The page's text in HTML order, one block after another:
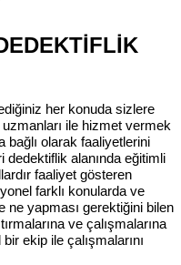
her konuda sizlere
ile hizmet vermek
bağlı olarak faaliyetlerini
dedektiflik alanında eğitimli
faaliyet gösteren
farklı konularda ve
ne yapması gerektiğini bilen
ve çalışmalarına
ekip ile çalışmalarını